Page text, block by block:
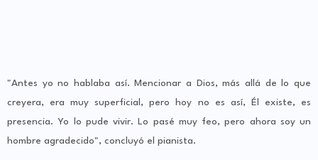
"Antes yo no hablaba así. Mencionar a Dios, más allá de lo que
creyera, era muy superficial, pero hoy no es así, Él existe, es
presencia. Yo lo pude vivir. Lo pasé muy feo, pero ahora soy un
hombre agradecido", concluyó el pianista.